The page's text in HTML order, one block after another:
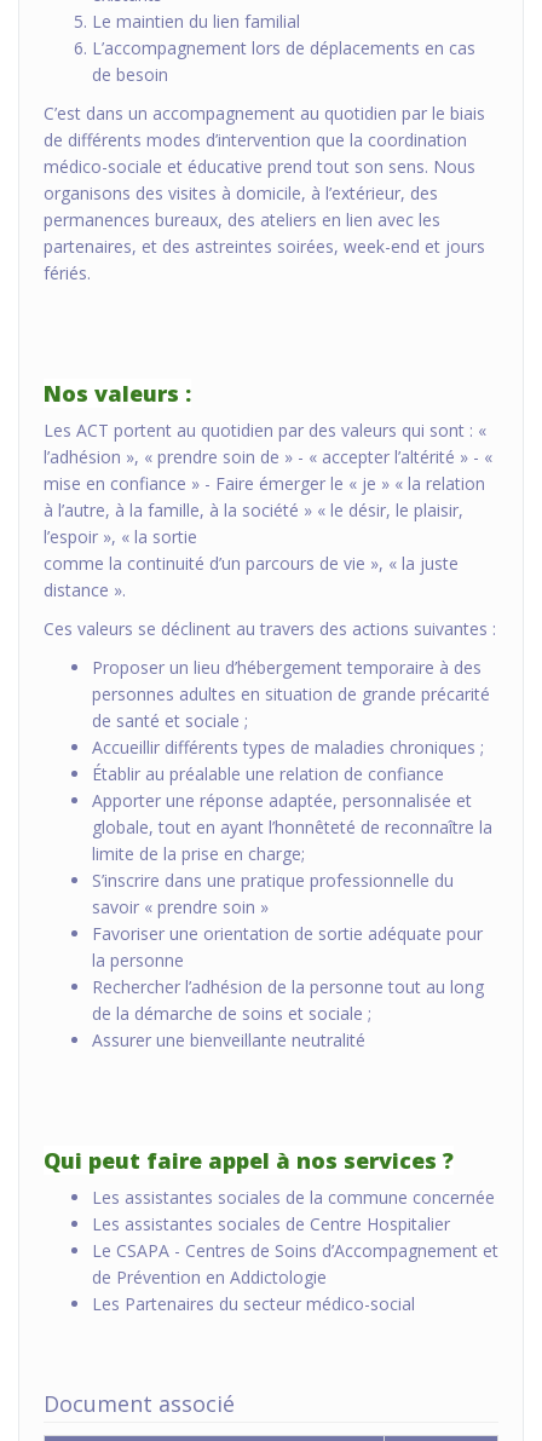
Le maintien du lien familial
L’accompagnement lors de déplacements en cas
de besoin
C’est dans un accompagnement au quotidien par le biais
de différents modes d’intervention que la coordination
médico-sociale et éducative prend tout son sens. Nous
organisons des visites à domicile, à l’extérieur, des
permanences bureaux, des ateliers en lien avec les
partenaires, et des astreintes soirées, week-end et jours
fériés.
Nos valeurs :
Les ACT portent au quotidien par des valeurs qui sont : «
l’adhésion », « prendre soin de » - « accepter l’altérité » - «
mise en confiance » - Faire émerger le « je » « la relation
à l’autre, à la famille, à la société » « le désir, le plaisir,
l’espoir », « la sortie
comme la continuité d’un parcours de vie », « la juste
distance ».
Ces valeurs se déclinent au travers des actions suivantes :
Proposer un lieu d’hébergement temporaire à des
personnes adultes en situation de grande précarité
de santé et sociale ;
Accueillir différents types de maladies chroniques ;
Établir au préalable une relation de confiance
Apporter une réponse adaptée, personnalisée et
globale, tout en ayant l’honnêteté de reconnaître la
limite de la prise en charge;
S’inscrire dans une pratique professionnelle du
savoir « prendre soin »
Favoriser une orientation de sortie adéquate pour
la personne
Rechercher l’adhésion de la personne tout au long
de la démarche de soins et sociale ;
Assurer une bienveillante neutralité
Qui peut faire appel à nos services ?
Les assistantes sociales de la commune concernée
Les assistantes sociales de Centre Hospitalier
Le CSAPA - Centres de Soins d’Accompagnement et
de Prévention en Addictologie
Les Partenaires du secteur médico-social
Document associé